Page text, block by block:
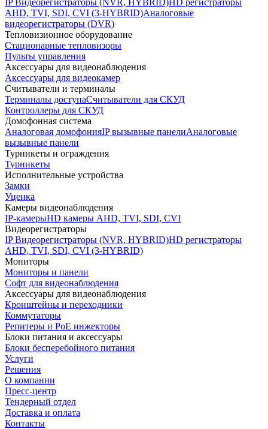
IP Видеорегистраторы (NVR, HYBRID)HD регистраторы
AHD, TVI, SDI, CVI (3-HYBRID)Аналоговые
видеорегистраторы (DVR)
Тепловизионное оборудование
Стационарные тепловизоры
Пульты управления
Аксессуары для видеонаблюдения
Аксессуары для видеокамер
Считыватели и терминалы
Терминалы доступаСчитыватели для СКУД
Контроллеры для СКУД
Домофонная система
Аналоговая домофонияIP вызывные панелиАналоговые
вызывные панели
Турникеты и ограждения
Турникеты
Исполнительные устройства
Замки
Уценка
Камеры видеонаблюдения
IP-камерыHD камеры AHD, TVI, SDI, CVI
Видеорегистраторы
IP Видеорегистраторы (NVR, HYBRID)HD регистраторы
AHD, TVI, SDI, CVI (3-HYBRID)
Мониторы
Мониторы и панели
Софт для видеонаблюдения
Аксессуары для видеонаблюдения
Кронштейны и переходники
Коммутаторы
Репитеры и PoE инжекторы
Блоки питания и аксессуары
Блоки бесперебойного питания
Услуги
Решения
О компании
Пресс-центр
Тендерный отдел
Доставка и оплата
Контакты